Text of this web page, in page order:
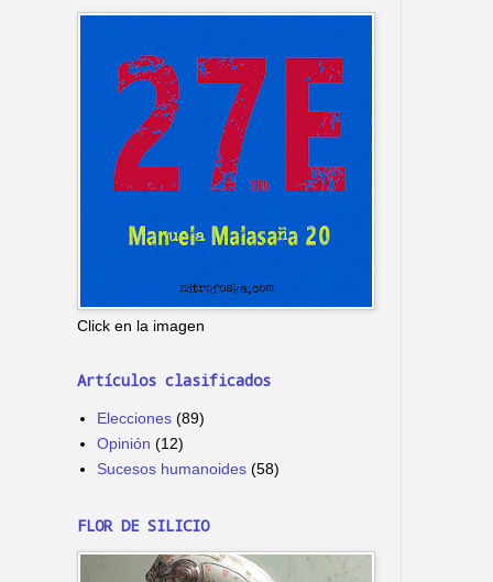
Click en la imagen
Artículos clasificados
Elecciones (89)
Opinión (12)
Sucesos humanoides (58)
FLOR DE SILICIO